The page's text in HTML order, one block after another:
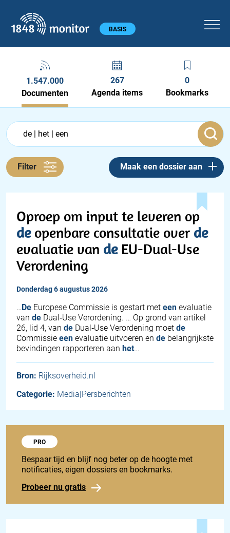
Hoofdmenu BASIS
1.547.000
Documenten
267
Agenda items
0
Bookmarks
Documenten feed
Feed
Filter Maak een dossier aan
Oproep om input te leveren op
deopenbare consultatie over de
evaluatie van deEU-Dual-Use
Verordening
donderdag 6 augustus 2026
…De Europese Commissie is gestart met een evaluatie
van de Dual‑Use Verordening. … Op grond van artikel
26, lid 4, van de Dual‑Use Verordening moet de
Commissie een evaluatie uitvoeren en de belangrijkste
bevindingen rapporteren aan het…
Bron: Rijksoverheid.nl
Categorie: Media|Persberichten
Probeer 1848 Pro
PRO
Bespaar tijd en blijf nog beter op de hoogte met
notificaties, eigen dossiers en bookmarks.
Probeer nu gratis